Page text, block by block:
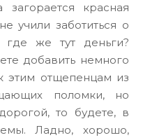
загорается красная
учили заботиться о
же тут деньги?
добавить немного
этим отщепенцам из
поломки, но
то будете, в
Ладно, хорошо,